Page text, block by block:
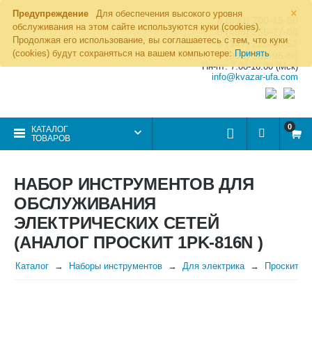
×
Предупреждение
Для обеспечения высокого уровня
обслуживания на этом сайте используются куки (cookies).
Продолжая его использование, вы соглашаетесь с тем, что куки
(cookies) будут сохраняться на вашем компьютере: Принять
8 (800) 700-19-50
8 (495) 255-77-08
8 (347) 225-00-52
8 (986) 963-95-80
Пн-пт: 7.00-16.00 (Мск)
info@kvazar-ufa.com
КАТАЛОГ
ТОВАРОВ
0
НАБОР ИНСТРУМЕНТОВ ДЛЯ
ОБСЛУЖИВАНИЯ
ЭЛЕКТРИЧЕСКИХ СЕТЕЙ
(АНАЛОГ ПРОСКИТ 1PK-816N )
Каталог Наборы инструментов Для электрика Проскит